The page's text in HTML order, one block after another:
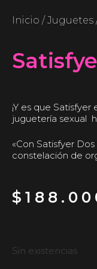
Inicio / Juguetes
¡Y es que
juguetería sexual
«Con Satisfyer
constelación de
$
Sin existencias